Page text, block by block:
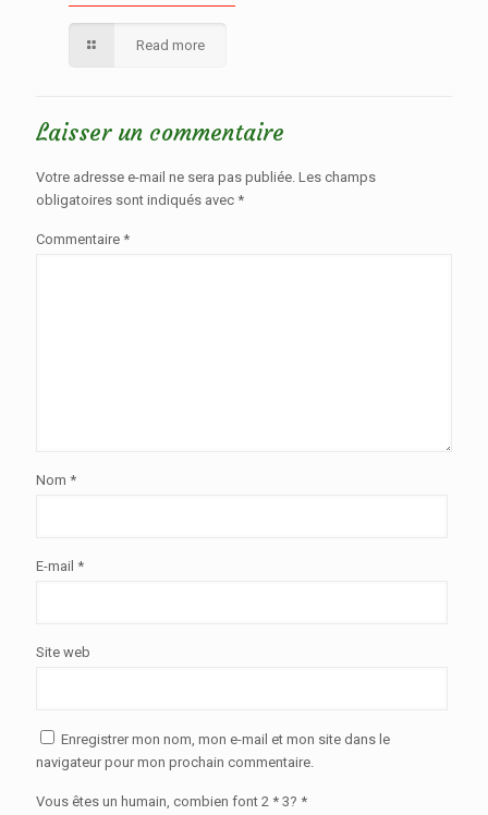
Read more
Laisser un commentaire
Votre adresse e-mail ne sera pas publiée. Les champs
obligatoires sont indiqués avec *
Commentaire *
Nom *
E-mail *
Site web
Enregistrer mon nom, mon e-mail et mon site dans le
navigateur pour mon prochain commentaire.
Vous êtes un humain, combien font 2 * 3? *